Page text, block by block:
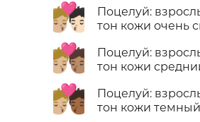
🧑🏼‍❤️‍💋‍🧑🏻
Поцелуй:
тон кожи очень
🧑🏼‍❤️‍💋‍🧑🏽
Поцелуй:
тон кожи
🧑🏼‍❤️‍💋‍🧑🏾
Поцелуй:
тон кожи